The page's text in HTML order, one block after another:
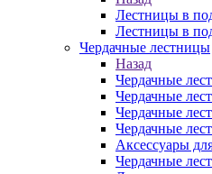
Лестницы в
Лестницы в
Чердачные лестницы
Назад
Чердачные
Чердачные
Чердачные
Чердачные
Аксессуары
Чердачные